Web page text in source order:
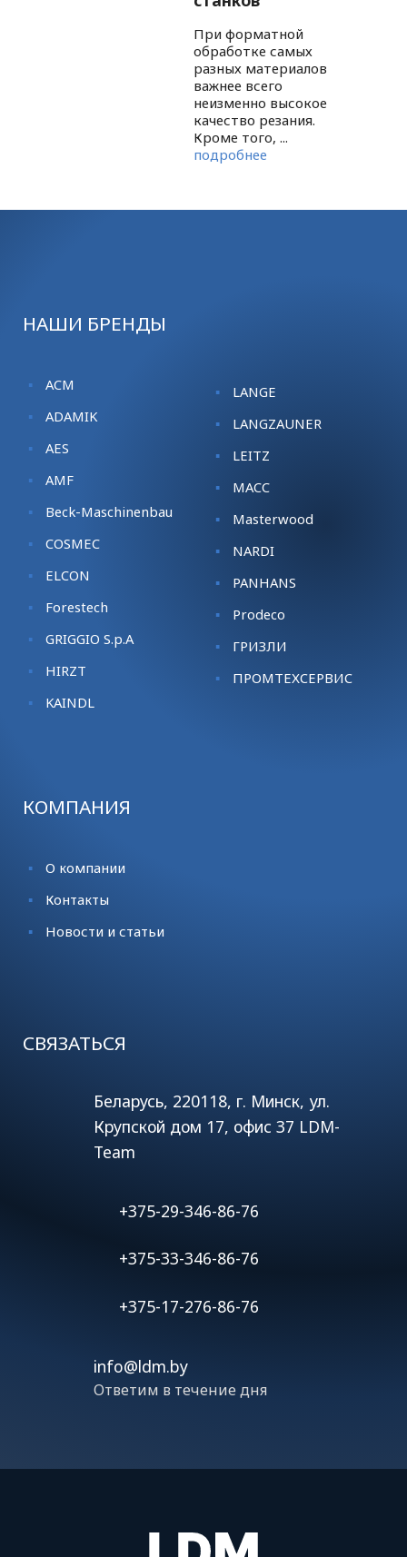
При форматной
обработке самых
разных материалов
важнее всего
неизменно высокое
качество резания.
Кроме того, ...
подробнее
НАШИ БРЕНДЫ
ACM
ADAMIK
AES
AMF
Beck-Maschinenbau
COSMEC
ELCON
Forestech
GRIGGIO S.p.A
HIRZT
KАINDL
LANGE
LANGZAUNER
LEITZ
MACC
Masterwood
NARDI
PANHANS
Prodeco
ГРИЗЛИ
ПРОМТЕХСЕРВИС
КОМПАНИЯ
О компании
Контакты
Новости и статьи
СВЯЗАТЬСЯ
Беларусь, 220118, г. Минск, ул.
Крупской дом 17, офис 37 LDM-
Team
+375-29-346-86-76
+375-33-346-86-76
+375-17-276-86-76
info@ldm.by
Ответим в течение дня